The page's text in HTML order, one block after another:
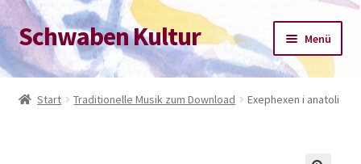
Zur
Navigation
springen
Zum
Inhalt
springen
Schwaben Kultur Menü
Start
Start Traditionelle Musik zum Download Exephexen i anatoli